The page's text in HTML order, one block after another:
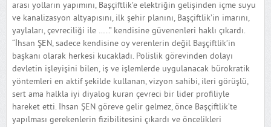
arası yolların yapımını, Başçiftlik’e elektriğin gelişinden içme suyu
ve kanalizasyon altyapısını, ilk şehir planını, Başçiftlik’in imarını,
yaylaları, çevreciliği ile …..” kendisine güvenenleri haklı çıkardı.
“İhsan ŞEN, sadece kendisine oy verenlerin değil Başçiftlik’in
başkanı olarak herkesi kucakladı. Polislik görevinden dolayı
devletin işleyişini bilen, iş ve işlemlerde uygulanacak bürokratik
yöntemleri en aktif şekilde kullanan, vizyon sahibi, ileri görüşlü,
sert ama halkla iyi diyalog kuran çevreci bir lider profiliyle
hareket etti. İhsan ŞEN göreve gelir gelmez, önce Başçiftlik’te
yapılması gerekenlerin fizibilitesini çıkardı ve öncelikleri